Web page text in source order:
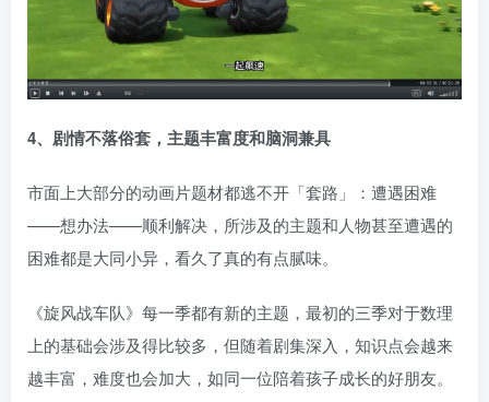
4、剧情不落俗套，主题丰富度和脑洞兼具
市面上大部分的动画片题材都逃不开「套路」：遭遇困难
——想办法——顺利解决，所涉及的主题和人物甚至遭遇的
困难都是大同小异，看久了真的有点腻味。
《旋风战车队》每一季都有新的主题，最初的三季对于数理
上的基础会涉及得比较多，但随着剧集深入，知识点会越来
越丰富，难度也会加大，如同一位陪着孩子成长的好朋友。